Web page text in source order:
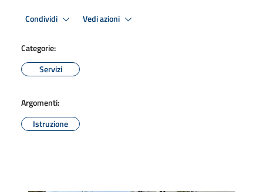
Condividi Vedi azioni
Categorie:
Servizi
Argomenti:
Istruzione